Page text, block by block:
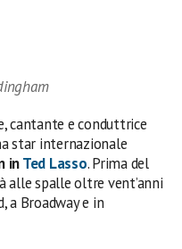
cantante e conduttrice
star internazionale
inTed Lasso. Prima del
alle spalle oltre vent’anni
a Broadway e in